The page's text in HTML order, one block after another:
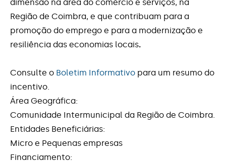
Contactos
Criação de Emprego e
Microempreendedorismo
Economia Circular (SI)
Estágios +TALENTO
Estágios Iniciar
dimensão na área do comércio e serviços, na
Região de Coimbra, e que contribuam para a
promoção do emprego e para a modernização e
resiliência das economias locais.
Consulte o Boletim Informativo para um resumo do
incentivo.
Área Geográfica:
Comunidade Intermunicipal da Região de Coimbra.
Entidades Beneficiárias:
Micro e Pequenas empresas
Financiamento: